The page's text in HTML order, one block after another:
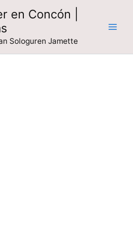
en Concón |
Sologuren Jamette